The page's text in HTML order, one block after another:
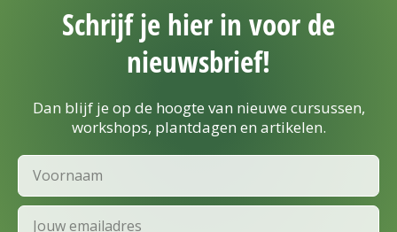
Schrijf je hier in voor de
nieuwsbrief!
Dan blijf je op de hoogte van nieuwe cursussen,
workshops, plantdagen en artikelen.
Voornaam
Email